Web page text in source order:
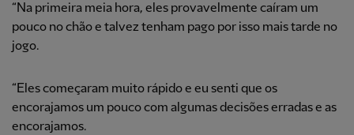
“Na primeira meia hora, eles provavelmente caíram um
pouco no chão e talvez tenham pago por isso mais tarde no
jogo.
“Eles começaram muito rápido e eu senti que os
encorajamos um pouco com algumas decisões erradas e as
encorajamos.